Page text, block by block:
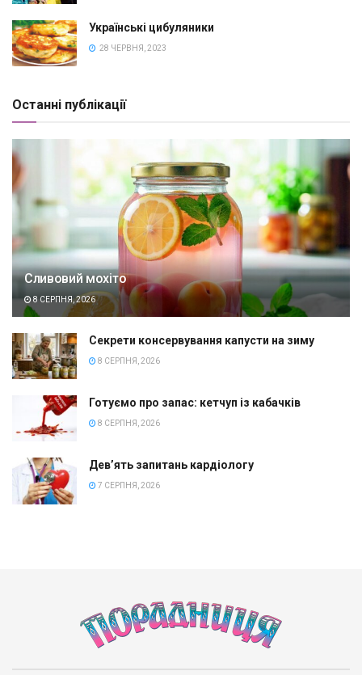
Українські цибуляники
28 ЧЕРВНЯ, 2023
Останні публікації
Сливовий мохіто
8 СЕРПНЯ, 2026
Секрети консервування капусти на зиму
8 СЕРПНЯ, 2026
Готуємо про запас: кетчуп із кабачків
8 СЕРПНЯ, 2026
Дев’ять запитань кардіологу
7 СЕРПНЯ, 2026